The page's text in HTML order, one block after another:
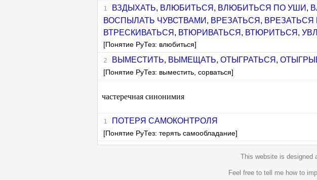
ВЗДЫХАТЬ, ВЛЮБИТЬСЯ , ВЛЮБИТЬСЯ ПО УШИ ,
ВОСПЫЛАТЬ ЧУВСТВАМИ , ВРЕЗАТЬСЯ , ВРЕЗАТЬСЯ
ВТРЕСКИВАТЬСЯ , ВТЮРИВАТЬСЯ , ВТЮРИТЬСЯ ,
[Понятие РуТез: влюбиться]
ВЫМЕСТИТЬ, ВЫМЕЩАТЬ, ОТЫГРАТЬСЯ ,
[Понятие РуТез: выместить, сорваться]
частеречная синонимия
ПОТЕРЯ САМОКОНТРОЛЯ
[Понятие РуТез: терять самообладание]
This website is designed
Feel free to tell me how to